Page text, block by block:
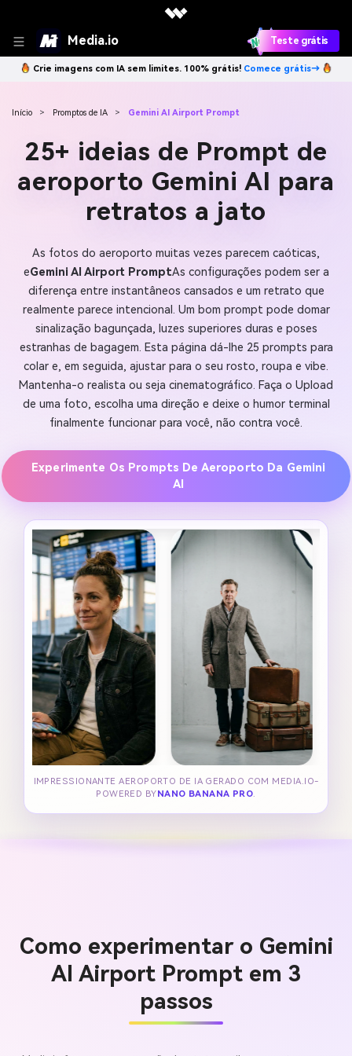
Media.io Teste grátis
Crie imagens com IA sem limites. 100% grátis! Comece grátis→
Início > Promptos de IA > Gemini AI Airport Prompt
25+ ideias de Prompt de
aeroporto Gemini AI para
retratos a jato
As fotos do aeroporto muitas vezes parecem caóticas,
eGemini AI Airport PromptAs configurações podem ser a
diferença entre instantâneos cansados e um retrato que
realmente parece intencional. Um bom prompt pode domar
sinalização bagunçada, luzes superiores duras e poses
estranhas de bagagem. Esta página dá-lhe 25 prompts para
colar e, em seguida, ajustar para o seu rosto, roupa e vibe.
Mantenha-o realista ou seja cinematográfico. Faça o Upload
de uma foto, escolha uma direção e deixe o humor terminal
finalmente funcionar para você, não contra você.
Experimente Os Prompts De Aeroporto Da Gemini
AI
IMPRESSIONANTE AEROPORTO DE IA GERADO COM MEDIA.IO-
POWERED BY NANO BANANA PRO.
Como experimentar o Gemini
AI Airport Prompt em 3
passos